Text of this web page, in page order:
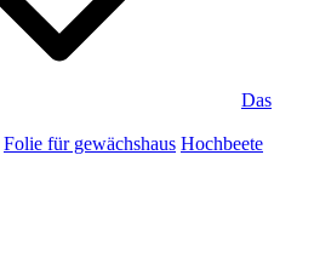
Das
Folie für gewächshaus Hochbeete